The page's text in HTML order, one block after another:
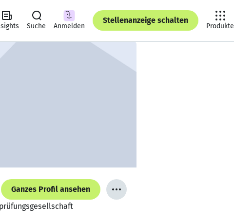
Suche Anmelden
Stellenanzeige schalten
Produkte
Ganzes Profil ansehen